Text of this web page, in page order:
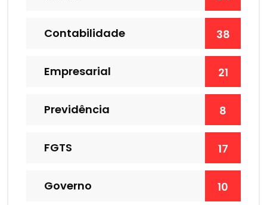
Contabilidade 38
Empresarial 21
Previdência 8
FGTS 17
Governo 10